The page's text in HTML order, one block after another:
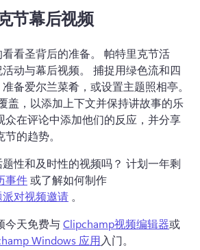
节幕后视频
看圣背后的准备。 帕特里克节活
动与幕后视频。 捕捉用绿色流和四
盖，以添加上下文并保持讲故事的乐
众在评论中添加他们的反应，并分享
节的趋势。
性和及时性的视频吗？ 计划一年剩
事件 或了解如何制作
对视频邀请 。
今天免费与 Clipchamp视频编辑器或
Windows 应用入门。